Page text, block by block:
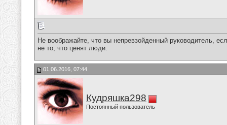
Не воображайте, что вы непревзойденный руководитель,
не то, что ценят люди.
01.06.2016, 07:44
Кудряшка298
Постоянный пользователь